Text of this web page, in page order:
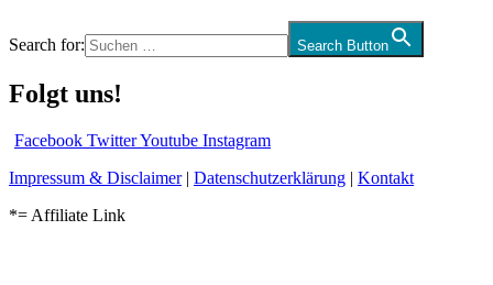
Search for: Search Button
Folgt uns!
Facebook TwitterYoutube Instagram
Impressum & Disclaimer| Datenschutzerklärung | Kontakt
*= Affiliate Link